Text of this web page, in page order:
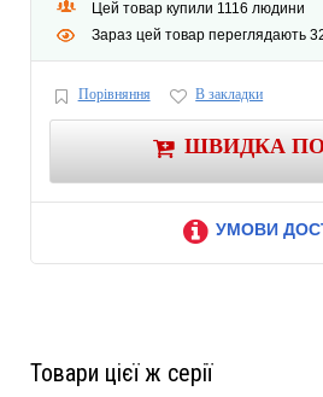
Цей товар купили 1116 людини
Зараз цей товар переглядають
Порівняння В закладки
ШВИДКА
УМОВИ
Товари цієї ж серії